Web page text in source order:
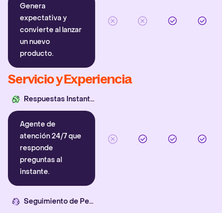
Genera
expectativa y
convierte al lanzar
un nuevo
producto.
Servicio y Experiencia
Respuestas Instantáneas
Agente de
atención 24/7 que
responde
preguntas al
instante.
Seguimiento de Pedidos